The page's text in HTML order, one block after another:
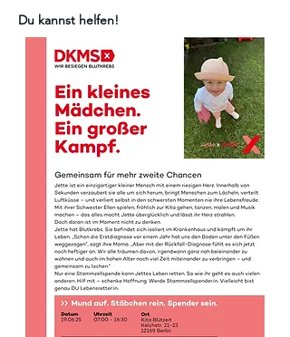
Du kannst helfen!